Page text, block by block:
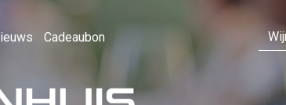
Cadeaubon